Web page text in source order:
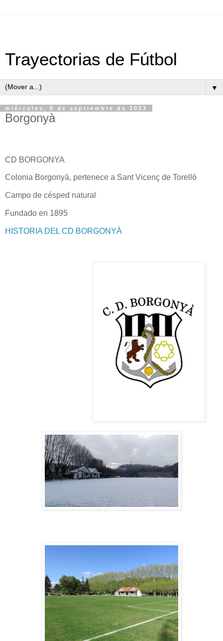
Trayectorias de Fútbol
▼
miércoles, 6 de septiembre de 2023
Borgonyà
CD BORGONYA
Colonia Borgonyà, pertenece a Sant Vicenç de Torelló
Campo de césped natural
Fundado en 1895
HISTORIA DEL CD BORGONYÀ